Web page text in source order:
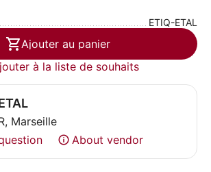
ETIQ-ETAL
Ajouter au panier
à la liste de souhaits
Marseille
About vendor